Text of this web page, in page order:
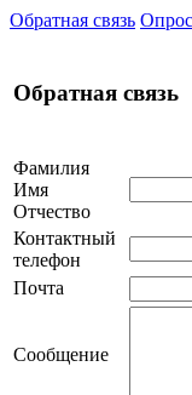
Обратная связь Опрос
Обратная связь
Фамилия
Имя
Отчество
Контактный
телефон
Почта
Сообщение